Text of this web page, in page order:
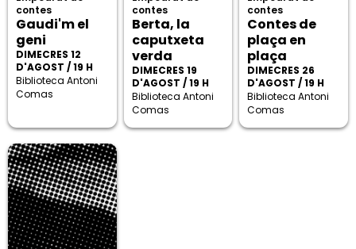
contes
Gaudi'm el
geni
DIMECRES 12
D'AGOST / 19 H
Biblioteca Antoni
Comas
contes
Berta, la
caputxeta
verda
DIMECRES 19
D'AGOST / 19 H
Biblioteca Antoni
Comas
contes
Contes de
plaça en
plaça
DIMECRES 26
D'AGOST / 19 H
Biblioteca Antoni
Comas